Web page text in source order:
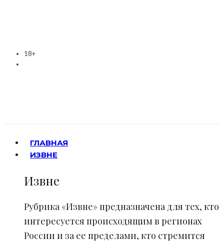
18+
ГЛАВНАЯ
ИЗВНЕ
Извне
Рубрика «Извне» предназначена для тех, кто
интересуется происходящим в регионах
России и за ее пределами, кто стремится